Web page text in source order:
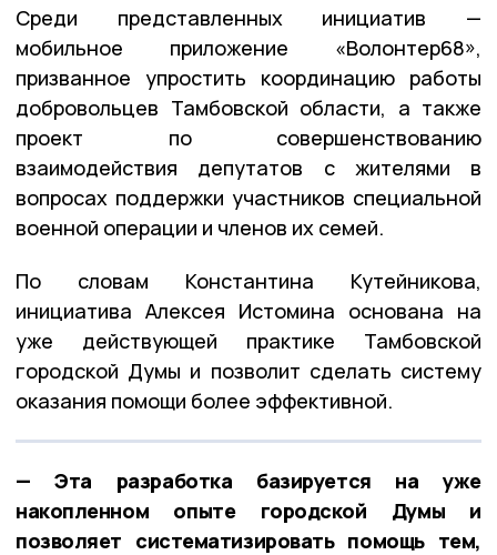
Среди представленных инициатив —
мобильное приложение «Волонтер68»,
призванное упростить координацию работы
добровольцев Тамбовской области, а также
проект по совершенствованию
взаимодействия депутатов с жителями в
вопросах поддержки участников специальной
военной операции и членов их семей.
По словам Константина Кутейникова,
инициатива Алексея Истомина основана на
уже действующей практике Тамбовской
городской Думы и позволит сделать систему
оказания помощи более эффективной.
— Эта разработка базируется на уже
накопленном опыте городской Думы и
позволяет систематизировать помощь тем,